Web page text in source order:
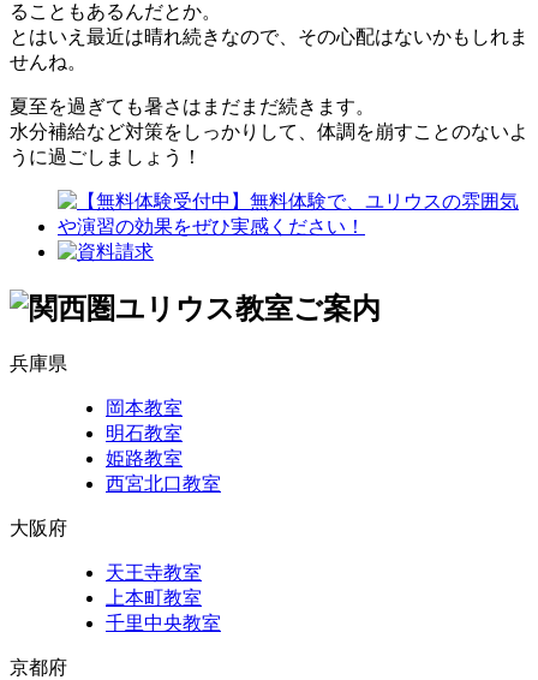
ることもあるんだとか。
とはいえ最近は晴れ続きなので、その心配はないかもしれま
せんね。
夏至を過ぎても暑さはまだまだ続きます。
水分補給など対策をしっかりして、体調を崩すことのないよ
うに過ごしましょう！
兵庫県
岡本教室
明石教室
姫路教室
西宮北口教室
大阪府
天王寺教室
上本町教室
千里中央教室
京都府